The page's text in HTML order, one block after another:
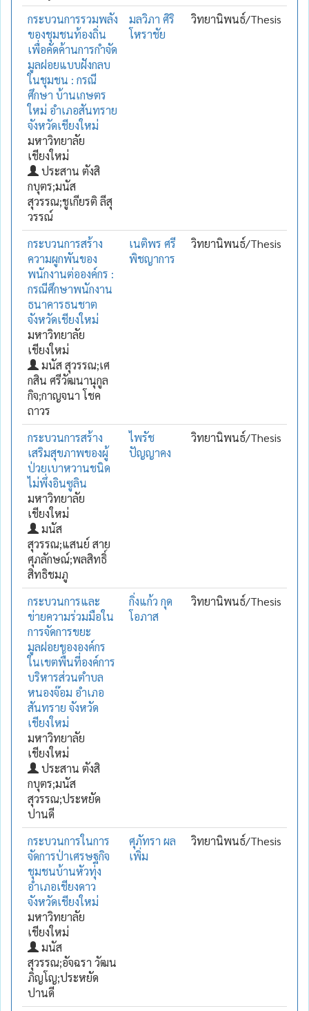
กระบวนการรวมพลัง
ของชุมชนท้องถิ่น
เพื่อคัดค้านการกำจัด
มูลฝอยแบบฝังกลบ
ในชุมชน : กรณี
ศึกษา บ้านเกษตร
ใหม่ อำเภอสันทราย
จังหวัดเชียงใหม่
มหาวิทยาลัย
เชียงใหม่
ประสาน ตังสิ
กบุตร;มนัส
สุวรรณ;ชูเกียรติ ลีสุ
วรรณ์
มลวิภา ศิริ
โหราชัย
วิทยานิพนธ์/Thesis
กระบวนการสร้าง
ความผูกพันของ
พนักงานต่อองค์กร :
กรณีศึกษาพนักงาน
ธนาคารธนชาต
จังหวัดเชียงใหม่
มหาวิทยาลัย
เชียงใหม่
มนัส สุวรรณ;เศ
กสิน ศรีวัฒนานุกูล
กิจ;กาญจนา โชค
ถาวร
เนติพร ศรี
พิชญาการ
วิทยานิพนธ์/Thesis
กระบวนการสร้าง
เสริมสุขภาพของผู้
ป่วยเบาหวานชนิด
ไม่พึ่งอินซูลิน
มหาวิทยาลัย
เชียงใหม่
มนัส
สุวรรณ;แสนย์ สาย
ศุภลักษณ์;พลสิทธิ์
สิทธิชมภู
ไพรัช
ปัญญาคง
วิทยานิพนธ์/Thesis
กระบวนการและ
ข่ายความร่วมมือใน
การจัดการขยะ
มูลฝอยขององค์กร
ในเขตพื้นที่องค์การ
บริหารส่วนตำบล
หนองจ๊อม อำเภอ
สันทราย จังหวัด
เชียงใหม่
มหาวิทยาลัย
เชียงใหม่
ประสาน ตังสิ
กบุตร;มนัส
สุวรรณ;ประหยัด
ปานดี
กิ่งแก้ว กุด
โอภาส
วิทยานิพนธ์/Thesis
กระบวนการในการ
จัดการป่าเศรษฐกิจ
ชุมชนบ้านหัวทุ่ง
อำเภอเชียงดาว
จังหวัดเชียงใหม่
มหาวิทยาลัย
เชียงใหม่
มนัส
สุวรรณ;อัจฉรา วัฒน
ภิญโญ;ประหยัด
ปานดี
ศุภัทรา ผล
เพิ่ม
วิทยานิพนธ์/Thesis